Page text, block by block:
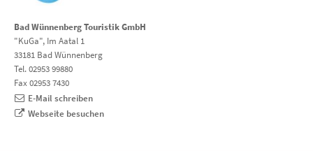
Bad Wünnenberg Touristik GmbH
"KuGa", Im Aatal 1
33181 Bad Wünnenberg
Tel. 02953 99880
Fax 02953 7430
E-Mail schreiben
Webseite besuchen